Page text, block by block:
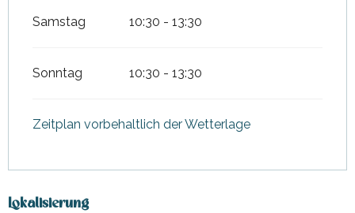
Samstag 10:30 - 13:30
Sonntag 10:30 - 13:30
Zeitplan vorbehaltlich der Wetterlage
Lokalisierung